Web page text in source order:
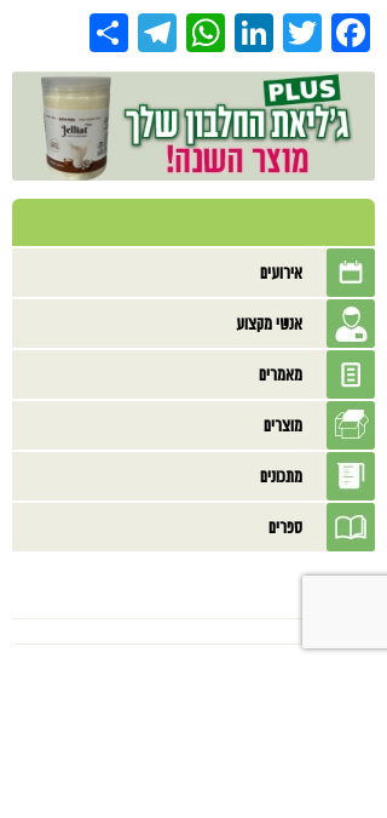
Facebook
Twitter
LinkedIn
WhatsApp
Telegram
אירועים
אנשי מקצוע
מאמרים
מוצרים
מתכונים
ספרים